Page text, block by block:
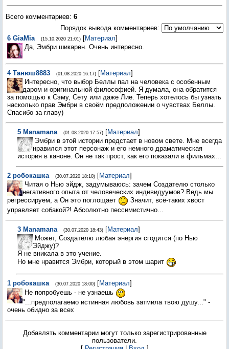
Всего комментариев: 6
Порядок вывода комментариев:
6 GiaMia (15.10.2020 21:01) [Материал]
Да, Эмбри шикарен. Очень интересно.
4 Танюш8883 (01.08.2020 16:17) [Материал]
Интересно, что выбор Беллы пал на человека с особенным
даром и оригинальной философией. Я думала, она обратится
за помощью к Сэму, Сету или даже Лие. Теперь хотелось бы узнать
насколько прав Эмбри в своём предположении о чувствах Беллы.
Спасибо за главу)
5 Manamana (01.08.2020 17:57) [Материал]
Эмбри в этой истории предстает в новом свете. Мне всегда
нравился этот персонаж и его немного драматическая
история в каноне. Он не так прост, как его показали в фильмах...
2 робокашка (30.07.2020 18:10) [Материал]
Читая о Нью эйдж, задумываюсь: зачем Создателю столько
негативного опыта от человеческих индивидуумов? Ведь мы
регрессируем, а Он это поглощает
Значит, всё-таких хвост
управляет собакой?! Абсолютно пессимистично...
3 Manamana (30.07.2020 18:43) [Материал]
Может, Создателю любая энергия сгодится (по Нью
Эйджу)?
Я не вникала в это учение.
Но мне нравится Эмбри, который в этом шарит
1 робокашка (30.07.2020 18:00) [Материал]
Не попробуешь - не узнаешь
"...предполагаемо истинная любовь затмила твою душу..." -
очень обидно за всех
Добавлять комментарии могут только зарегистрированные
пользователи.